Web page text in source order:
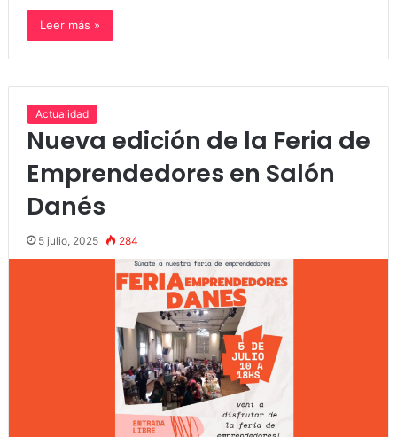
Leer más »
Actualidad
Nueva edición de la Feria de
Emprendedores en Salón
Danés
5 julio, 2025 284